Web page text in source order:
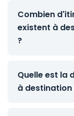
Combien
existent à
?
Quelle est la
à destination